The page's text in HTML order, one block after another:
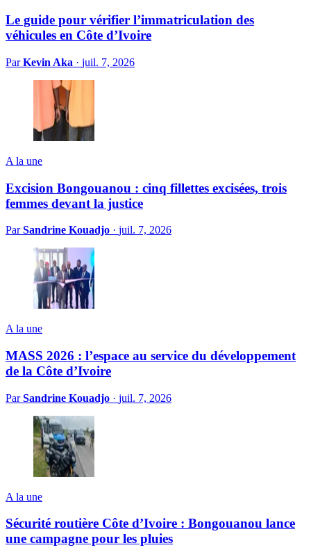
Le guide pour vérifier l’immatriculation des
véhicules en Côte d’Ivoire
ParKevin Aka · juil. 7, 2026
A la une
Excision Bongouanou : cinq fillettes excisées, trois
femmes devant la justice
ParSandrine Kouadjo · juil. 7, 2026
A la une
MASS 2026 : l’espace au service du développement
de la Côte d’Ivoire
ParSandrine Kouadjo · juil. 7, 2026
A la une
Sécurité routière Côte d’Ivoire : Bongouanou lance
une campagne pour les pluies